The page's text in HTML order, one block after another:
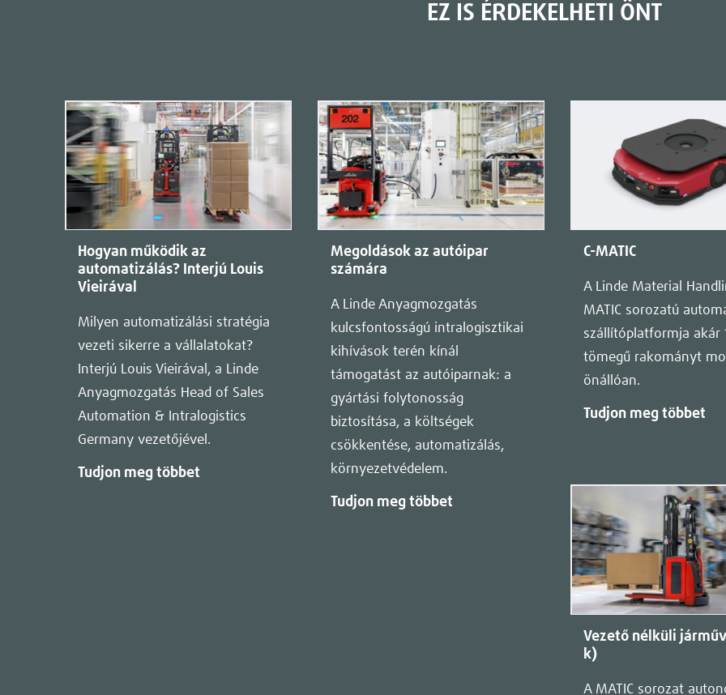
EZ IS ÉRDEKELHETI ÖNT
Hogyan működik az
automatizálás? Interjú Louis
Vieirával
Milyen automatizálási stratégia
vezeti sikerre a vállalatokat?
Interjú Louis Vieirával, a Linde
Anyagmozgatás Head of Sales
Automation & Intralogistics
Germany vezetőjével.
Tudjon meg többet
Megoldások az autóipar
számára
A Linde Anyagmozgatás
kulcsfontosságú intralogisztikai
kihívások terén kínál
támogatást az autóiparnak: a
gyártási folytonosság
biztosítása, a költségek
csökkentése, automatizálás,
környezetvédelem.
Tudjon meg többet
C-MATIC
A Linde Material
MATIC sorozatú
szállítóplatformja akár
tömegű rakományt
önállóan.
Tudjon meg többet
Vezető nélküli
k)
A MATIC sorozat